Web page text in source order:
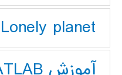
Lonely planet
آموزش MATLAB